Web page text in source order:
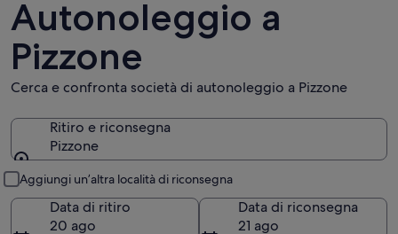
Autonoleggio a
Pizzone
Cerca e confronta società di autonoleggio a Pizzone
Ritiro e riconsegna
Pizzone
Aggiungi un’altra località di riconsegna
Data di ritiro
20 ago
Data di riconsegna
21 ago